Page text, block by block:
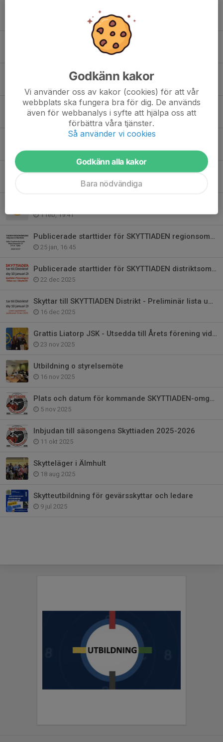
Ministerbesök på Lövåsens skjutbana i Växjö
Rapport från Veteran SM, gevär i Eskilstuna.
En rapport från SM Sport 50 och 300 m i Västerås
3 aug, 16:52
Förbundsårsmöte SvSF
15 maj, 12:02
Årsmöte 2026
1 feb, 19:41
Publicerade starttider för SKYTTIADEN regionsomg i Sjöbo 7 februari.
25 jan, 16:45
Publicerade starttider för SKYTTIADEN distriktsomg hittas nu i SkytteTA
22 dec 2025
Skyttar till SKYTTIADEN Distrikt - Preliminär lista uppd 16 dec.
16 dec 2025
Grattis Liatorp JSK - Utsedda till Årets förening vid Skytteforum 2025
23 nov 2025
Utbildning o styrelsemöte
16 nov 2025
Plats och datum för kommande SKYTTIADEN-omgångar.
5 nov 2025
Inbjudan till säsongens Skyttiaden 2025-2026
11 okt 2025
Skytteläger i Älmhult
18 aug 2025
Skytteutbildning för gevärsskyttar och ledare
9 jul 2025
Godkänn kakor
Vi använder oss av kakor (cookies) för att vår
webbplats ska fungera bra för dig. De används
även för webbanalys i syfte att hjälpa oss att
förbättra våra tjänster.
Så använder vi cookies
Godkänn alla kakor
Bara nödvändiga